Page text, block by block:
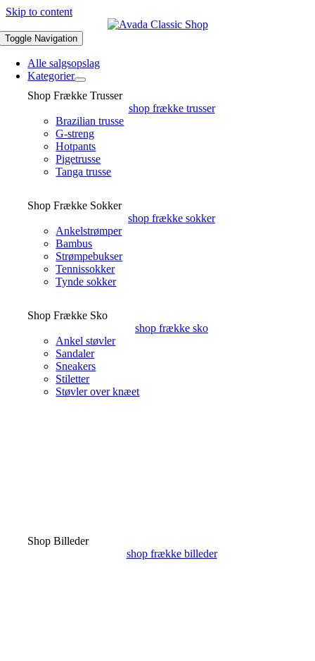
Skip to content
Toggle Navigation
Alle salgsopslag
Kategorier
Shop Frække Trusser
shop frække trusser
Brazilian trusse
G-streng
Hotpants
Pigetrusse
Tanga trusse
Shop Frække Sokker
shop frække sokker
Ankelstrømper
Bambus
Strømpebukser
Tennissokker
Tynde sokker
Shop Frække Sko
shop frække sko
Ankel støvler
Sandaler
Sneakers
Stiletter
Støvler over knæet
Shop Billeder
shop frække billeder